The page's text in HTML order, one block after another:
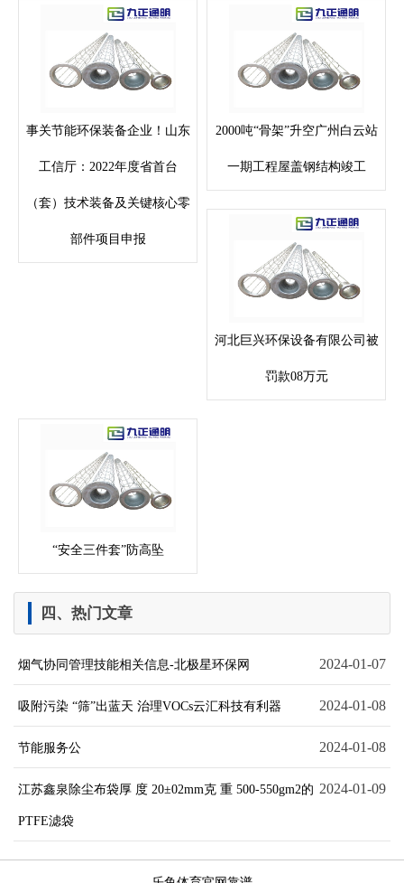
事关节能环保装备企业！山东
工信厅：2022年度省首台
（套）技术装备及关键核心零
部件项目申报
2000吨“骨架”升空广州白云站
一期工程屋盖钢结构竣工
河北巨兴环保设备有限公司被
罚款08万元
“安全三件套”防高坠
四、热门文章
2024-01-07
烟气协同管理技能相关信息-北极星环保网
2024-01-08
吸附污染 “筛”出蓝天 治理VOCs云汇科技有利器
2024-01-08
节能服务公
2024-01-09
江苏鑫泉除尘布袋厚 度 20±02mm克 重 500-550gm2的
PTFE滤袋